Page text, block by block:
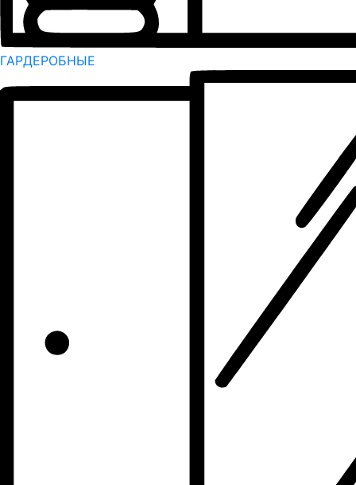
ГАРДЕРОБНЫЕ